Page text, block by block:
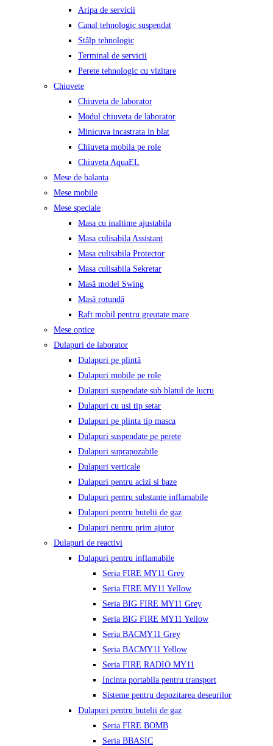
Aripa de servicii
Canal tehnologic suspendat
Stâlp tehnologic
Terminal de servicii
Perete tehnologic cu vizitare
Chiuvete
Chiuveta de laborator
Modul chiuveta de laborator
Minicuva incastrata in blat
Chiuveta mobila pe role
Chiuveta AquaEL
Mese de balanta
Mese mobile
Mese speciale
Masa cu inaltime ajustabila
Masa culisabila Assistant
Masa culisabila Protector
Masa culisabila Sekretar
Masă model Swing
Masă rotundă
Raft mobil pentru greutate mare
Mese optice
Dulapuri de laborator
Dulapuri pe plintă
Dulapuri mobile pe role
Dulapuri suspendate sub blatul de lucru
Dulapuri cu usi tip setar
Dulapuri pe plinta tip masca
Dulapuri suspendate pe perete
Dulapuri suprapozabile
Dulapuri verticale
Dulapuri pentru acizi si baze
Dulapuri pentru substante inflamabile
Dulapuri pentru butelii de gaz
Dulapuri pentru prim ajutor
Dulapuri de reactivi
Dulapuri pentru inflamabile
Seria FIRE MY11 Grey
Seria FIRE MY11 Yellow
Seria BIG FIRE MY11 Grey
Seria BIG FIRE MY11 Yellow
Seria BACMY11 Grey
Seria BACMY11 Yellow
Seria FIRE RADIO MY11
Incinta portabila pentru transport
Sisteme pentru depozitarea deseurilor
Dulapuri pentru butelii de gaz
Seria FIRE BOMB
Seria BBASIC